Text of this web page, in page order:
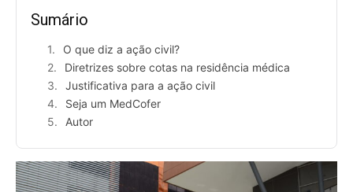
Sumário
O que diz a ação civil?
Diretrizes sobre cotas na residência médica
Justificativa para a ação civil
Seja um MedCofer
Autor